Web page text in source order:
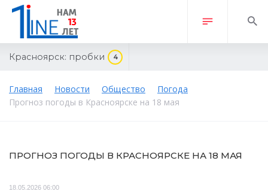
Красноярск: пробки 4
Главная Новости Общество
Погода
Прогноз погоды в Красноярске на 18 мая
ПРОГНОЗ ПОГОДЫ В КРАСНОЯРСКЕ НА 18 МАЯ
18.05.2026 06:00